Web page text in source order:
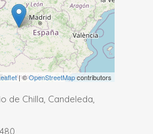
| ©OpenStreetMapcontributors
de Chilla, Candeleda,